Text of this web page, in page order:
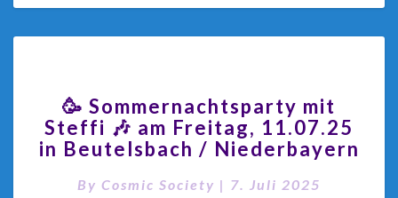
🥳 Sommernachtsparty mit
Steffi 🎶 am Freitag, 11.07.25
in Beutelsbach / Niederbayern
By Cosmic Society | 7. Juli 2025